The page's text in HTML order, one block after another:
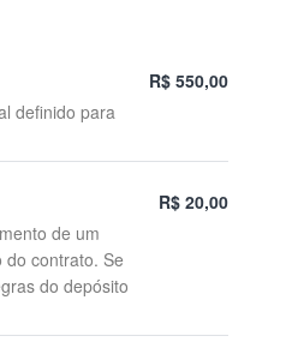
definido para
R$ 550,00
de um
contrato. Se
do depósito
R$ 20,00